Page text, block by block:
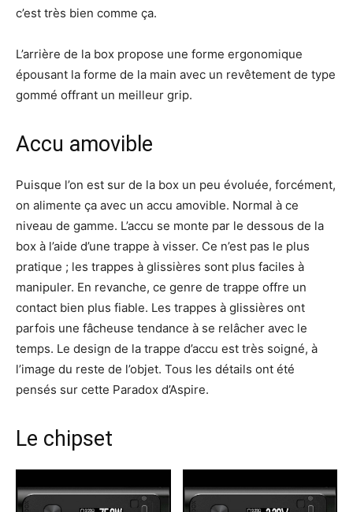
c’est très bien comme ça.
L’arrière de la box propose une forme ergonomique
épousant la forme de la main avec un revêtement de type
gommé offrant un meilleur grip.
Accu amovible
Puisque l’on est sur de la box un peu évoluée, forcément,
on alimente ça avec un accu amovible. Normal à ce
niveau de gamme. L’accu se monte par le dessous de la
box à l’aide d’une trappe à visser. Ce n’est pas le plus
pratique ; les trappes à glissières sont plus faciles à
manipuler. En revanche, ce genre de trappe offre un
contact bien plus fiable. Les trappes à glissières ont
parfois une fâcheuse tendance à se relâcher avec le
temps. Le design de la trappe d’accu est très soigné, à
l’image du reste de l’objet. Tous les détails ont été
pensés sur cette Paradox d’Aspire.
Le chipset